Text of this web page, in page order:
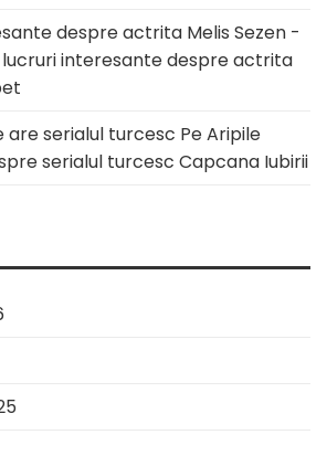
despre actrita Melis Sezen -
lucruri interesante despre actrita
are serialul turcesc Pe Aripile
serialul turcesc Capcana Iubirii